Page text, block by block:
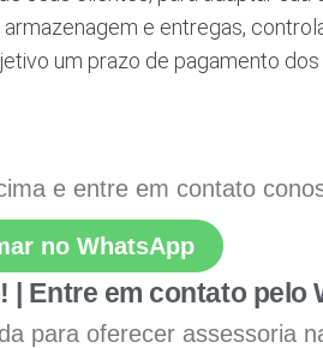
e entregas,
um prazo de pagamento
e entre em contato
no WhatsApp
Entre em contato pelo
para oferecer assessoria